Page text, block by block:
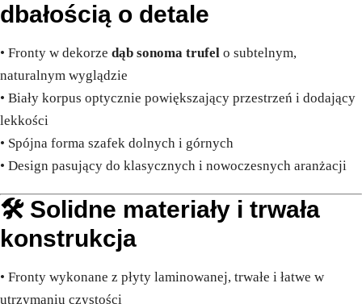
dbałością o detale
• Fronty w dekorze dąb sonoma trufel o subtelnym,
naturalnym wyglądzie
• Biały korpus optycznie powiększający przestrzeń i dodający
lekkości
• Spójna forma szafek dolnych i górnych
• Design pasujący do klasycznych i nowoczesnych aranżacji
🛠️ Solidne materiały i trwała
konstrukcja
• Fronty wykonane z płyty laminowanej, trwałe i łatwe w
utrzymaniu czystości